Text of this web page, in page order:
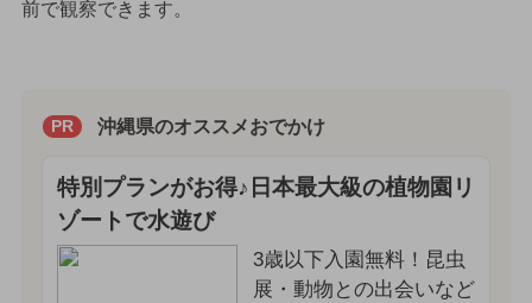
前で観察できます。
PR 沖縄県のオススメおでかけ
特別プランがお得♪日本最大級の植物園リ
ゾートで水遊び
3歳以下入園無料！昆虫
展・動物との出会いなど